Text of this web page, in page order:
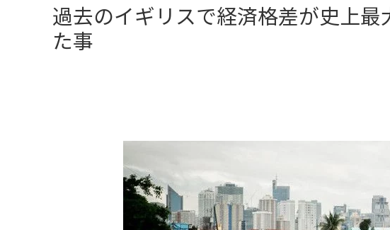
過去のイギリスで経済格差が史上
た事